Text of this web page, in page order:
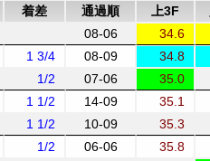
着差 通過順 上3F
08-06 34.6
1 3/4 08-09 34.8
1/2 07-06 35.0
1 1/2 14-09 35.1
1 1/2 10-09 35.3
1/2 06-06 35.8